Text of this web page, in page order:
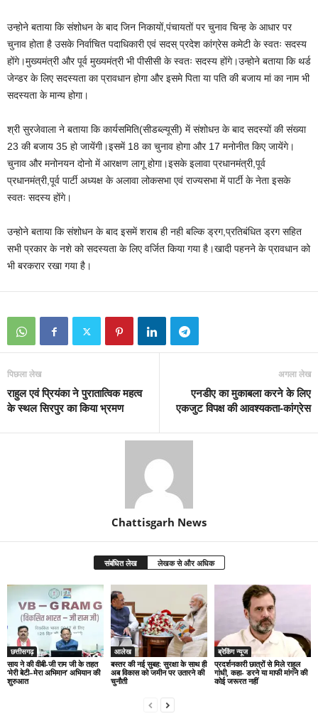
उन्होने बताया कि संशोधन के बाद जिन निकायों,पंचायतों पर चुनाव चिन्ह के आधार पर
चुनाव होता है उसके निर्वाचित पदाधिकारी एवं सदस् प्रदेश कांग्रेस कमेटी के स्वतः सदस्य
होंगे।मुख्यमंत्री और पूर्व मुख्यमंत्री भी पीसीसी के स्वतः सदस्य होंगे।उन्होने बताया कि थर्ड
जेन्डर के लिए सदस्यता का प्रावधान होगा और इसमे पिता या पति की बजाय मां का नाम भी
सदस्यता के मान्य होगा।
श्री सुरजेवाला ने बताया कि कार्यसमिति(सीडब्ल्यूसी) में संशोधऩ के बाद सदस्यों की संख्या
23 की बजाय 35 हो जायेंगी।इसमें 18 का चुनाव होगा और 17 मनोनीत किए जायेंगे।
चुनाव और मनोनयन दोनो में आरक्षण लागू होगा।इसके इलावा प्रधानमंत्री,पूर्व
प्रधानमंत्री,पूर्व पार्टी अध्यक्ष के अलावा लोकसभा एवं राज्यसभा में पार्टी के नेता इसके
स्वतः सदस्य होंगे।
उन्होने बताया कि संशोधन के बाद इसमें शराब ही नही बल्कि ड्रग,प्रतिबंधित ड्रग सहित
सभी प्रकार के नशे को सदस्यता के लिए वर्जित किया गया है।खादी पहनने के प्रावधान को
भी बरकरार रखा गया है।
पिछला लेख
राहुल एवं प्रियंका ने पुरातात्विक महत्व
के स्थल सिरपुर का किया भ्रमण
अगला लेख
एनडीए का मुकाबला करने के लिए
एकजुट विपक्ष की आवश्यकता-कांग्रेस
Chattisgarh News
संबंधित लेख लेखक से और अधिक
छत्तीसगढ़
साय ने की वीबी-जी राम जी के तहत
‘मेरी बेटी–मेरा अभिमान’ अभियान की
शुरुआत
आलेख
बस्तर की नई सुबह: सुरक्षा के साथ ही
अब विकास को जमीन पर उतारने की
चुनौती
ब्रेकिंग न्यूज
प्रदर्शनकारी छात्रों से मिले राहुल
गांधी, कहा- डरने या माफी मांगने की
कोई जरूरत नहीं